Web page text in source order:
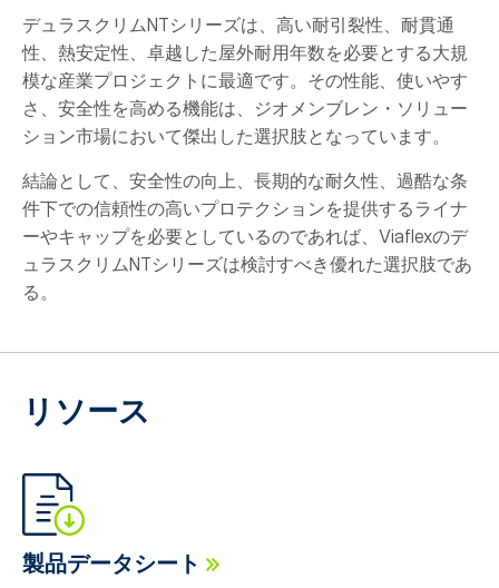
デュラスクリムNTシリーズは、高い耐引裂性、耐貫通
性、熱安定性、卓越した屋外耐用年数を必要とする大規
模な産業プロジェクトに最適です。その性能、使いやす
さ、安全性を高める機能は、ジオメンブレン・ソリュー
ション市場において傑出した選択肢となっています。
結論として、安全性の向上、長期的な耐久性、過酷な条
件下での信頼性の高いプロテクションを提供するライナ
ーやキャップを必要としているのであれば、Viaflexのデ
ュラスクリムNTシリーズは検討すべき優れた選択肢であ
る。
リソース
製品データシート